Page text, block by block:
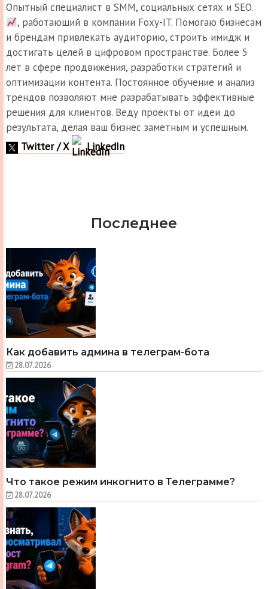
Опытный специалист в SMM, социальных сетях и SEO.
, работающий в компании Foxy-IT. Помогаю бизнесам
и брендам привлекать аудиторию, строить имидж и
достигать целей в цифровом пространстве. Более 5
лет в сфере продвижения, разработки стратегий и
оптимизации контента. Постоянное обучение и анализ
трендов позволяют мне разрабатывать эффективные
решения для клиентов. Веду проекты от идеи до
результата, делая ваш бизнес заметным и успешным.
Twitter / X
LinkedIn
Последнее
Как добавить админа в телеграм-бота
28.07.2026
Что такое режим инкогнито в Телеграмме?
28.07.2026